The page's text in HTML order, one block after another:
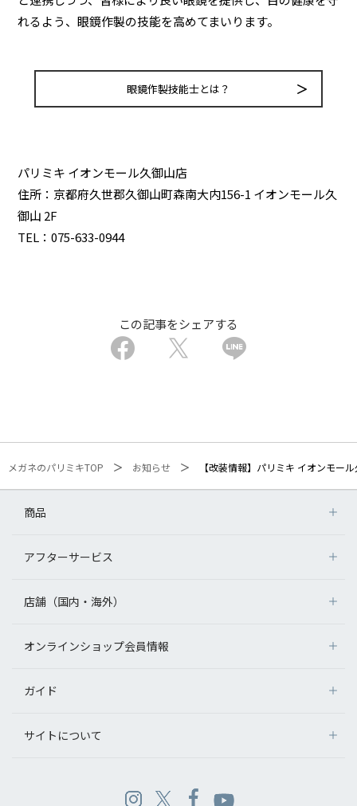
れるよう、眼鏡作製の技能を高めてまいります。
眼鏡作製技能士とは？
パリミキ イオンモール久御山店
住所：京都府久世郡久御山町森南大内156-1 イオンモール久
御山 2F
TEL：075-633-0944
この記事をシェアする
メガネのパリミキTOP お知らせ 【改装情報】パリミキ イオンモー
商品
アフターサービス
店舗（国内・海外）
オンラインショップ会員情報
ガイド
サイトについて